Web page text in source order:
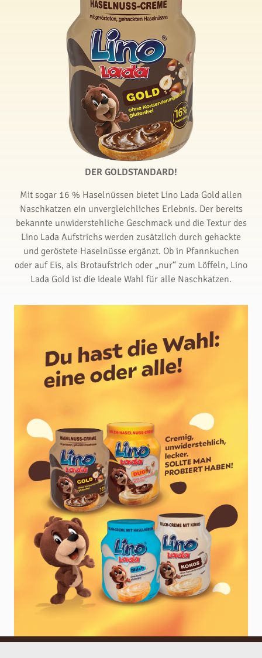
DER GOLDSTANDARD!
Mit sogar 16 % Haselnüssen bietet Lino Lada Gold allen
Naschkatzen ein unvergleichliches Erlebnis. Der bereits
bekannte unwiderstehliche Geschmack und die Textur des
Lino Lada Aufstrichs werden zusätzlich durch gehackte
und geröstete Haselnüsse ergänzt. Ob in Pfannkuchen
oder auf Eis, als Brotaufstrich oder „nur“ zum Löffeln, Lino
Lada Gold ist die ideale Wahl für alle Naschkatzen.